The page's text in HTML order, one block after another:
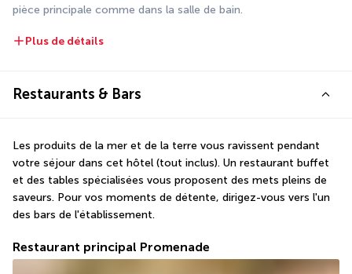
pièce principale comme dans la salle de bain.
Plus de détails
Restaurants & Bars
Les produits de la mer et de la terre vous ravissent pendant
votre séjour dans cet hôtel (tout inclus). Un restaurant buffet
et des tables spécialisées vous proposent des mets pleins de
saveurs. Pour vos moments de détente, dirigez-vous vers l'un
des bars de l'établissement.
Restaurant principal Promenade